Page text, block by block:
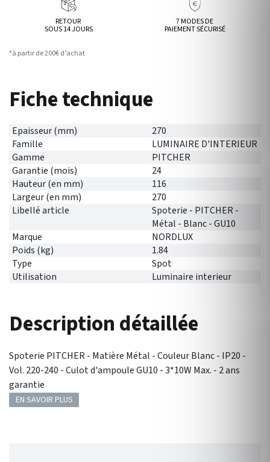
RETOUR
SOUS 14 JOURS
7 MODES DE
PAIEMENT SÉCURISÉ
*à partir de 200€ d’achat
Fiche technique
Epaisseur (mm)
270
Famille
LUMINAIRE D'INTERIEUR
Gamme
PITCHER
Garantie (mois)
24
Hauteur (en mm)
116
Largeur (en mm)
270
Libellé article
Spoterie - PITCHER -
Métal - Blanc - GU10
Marque
NORDLUX
Poids (kg)
1.84
Type
Spot
Utilisation
Luminaire interieur
Description détaillée
Spoterie PITCHER - Matière Métal - Couleur Blanc - IP20 -
Vol. 220-240 - Culot d'ampoule GU10 - 3*10W Max. - 2 ans
garantie
EN SAVOIR PLUS